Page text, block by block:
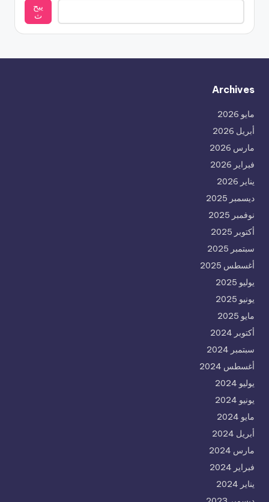
يبح
ث
Archives
مايو 2026
أبريل 2026
مارس 2026
فبراير 2026
يناير 2026
ديسمبر 2025
نوفمبر 2025
أكتوبر 2025
سبتمبر 2025
أغسطس 2025
يوليو 2025
يونيو 2025
مايو 2025
أكتوبر 2024
سبتمبر 2024
أغسطس 2024
يوليو 2024
يونيو 2024
مايو 2024
أبريل 2024
مارس 2024
فبراير 2024
يناير 2024